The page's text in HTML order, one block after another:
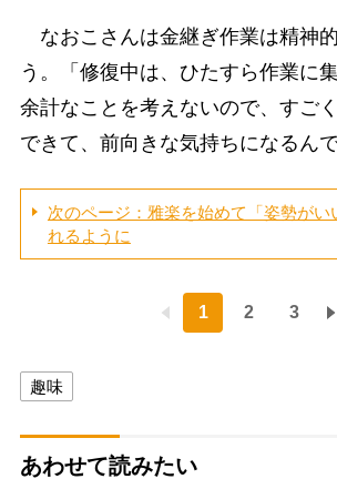
なおこさんは金継ぎ作業は精神
う。「修復中は、ひたすら作業に
余計なことを考えないので、すご
できて、前向きな気持ちになるんで
次のページ：雅楽を始めて「姿勢がい
れるように
1 2 3
趣味
あわせて読みたい